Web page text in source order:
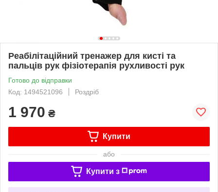
Реабілітаційний тренажер для кисті та
пальців рук фізіотерапія рухливості рук
Готово до відправки
Код: 1494521096
Роздріб
1 970 ₴
Купити
або
Купити з